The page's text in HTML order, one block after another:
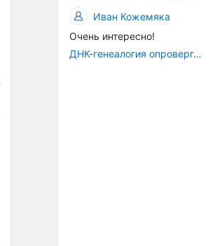
благо более высокое, чем
жизнь отдельного
человека) и
просветительски-
«индоевропейской
цивилизации»
Иван Кожемяка
Очень интересно!
ДНК-генеалогия опровергла Гитлера